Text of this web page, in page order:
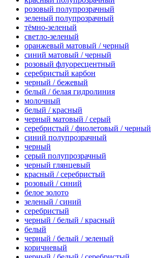
розовый полупрозрачный
зеленый полупрозрачный
тёмно-зеленый
светло-зеленый
оранжевый матовый / черный
синий матовый / черный
розовый флуоресцентный
серебристый карбон
черный / бежевый
белый / белая гидролиния
молочный
белый / красный
черный матовый / серый
серебристый / фиолетовый / черный
синий полупрозрачный
черный
серый полупрозрачный
черный глянцевый
красный / серебристый
розовый / синий
белое золото
зеленый / синий
серебристый
черный / белый / красный
белый
черный / белый / зеленый
коричневый